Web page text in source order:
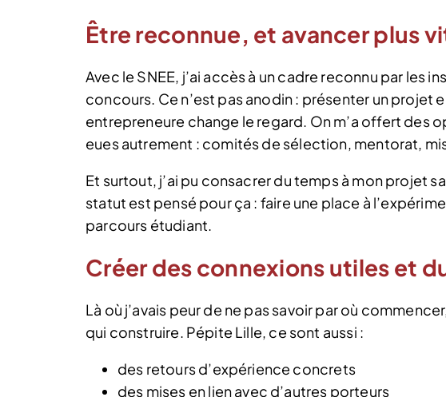
Être reconnue, et avancer plus
Avec le SNEE, j’ai accès à un cadre reconnu par les
concours. Ce n’est pas anodin : présenter un projet
entrepreneure change le regard. On m’a offert des
eues autrement : comités de sélection, mentorat,
Et surtout, j’ai pu consacrer du temps à mon projet
statut est pensé pour ça : faire une place à
parcours étudiant.
Créer des connexions utiles et
Là où j’avais peur de ne pas savoir par où
qui construire. Pépite Lille, ce sont aussi :
des retours d’expérience concrets
des mises en lien avec d’autres porteurs